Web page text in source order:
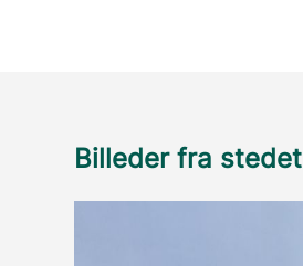
Billeder fra stedet